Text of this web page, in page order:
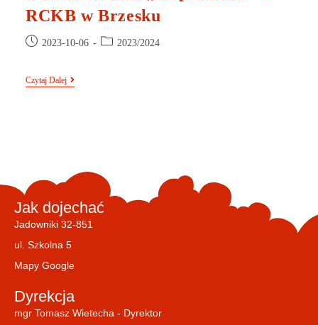
RCKB w Brzesku
2023-10-06 2023/2024
Czytaj Dalej
Jak dojechać
Jadowniki 32-851
ul. Szkolna 5
Mapy Google
Dyrekcja
mgr Tomasz Wietecha - Dyrektor